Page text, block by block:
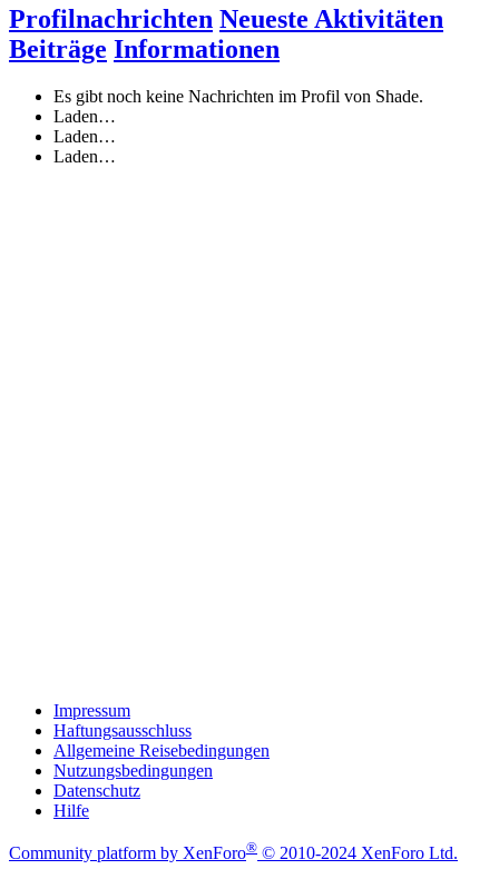
Profilnachrichten Neueste Aktivitäten
Beiträge Informationen
Es gibt noch keine Nachrichten im Profil von Shade.
Laden…
Laden…
Laden…
Impressum
Haftungsausschluss
Allgemeine Reisebedingungen
Nutzungsbedingungen
Datenschutz
Hilfe
Community platform by XenForo® © 2010-2024 XenForo Ltd.